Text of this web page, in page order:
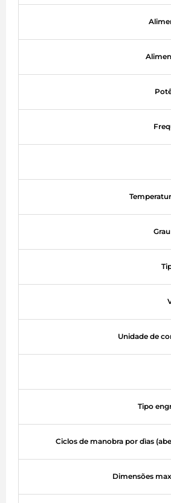
Unidade de
Tipo
Ciclos de manobra por dìas
Dimensões